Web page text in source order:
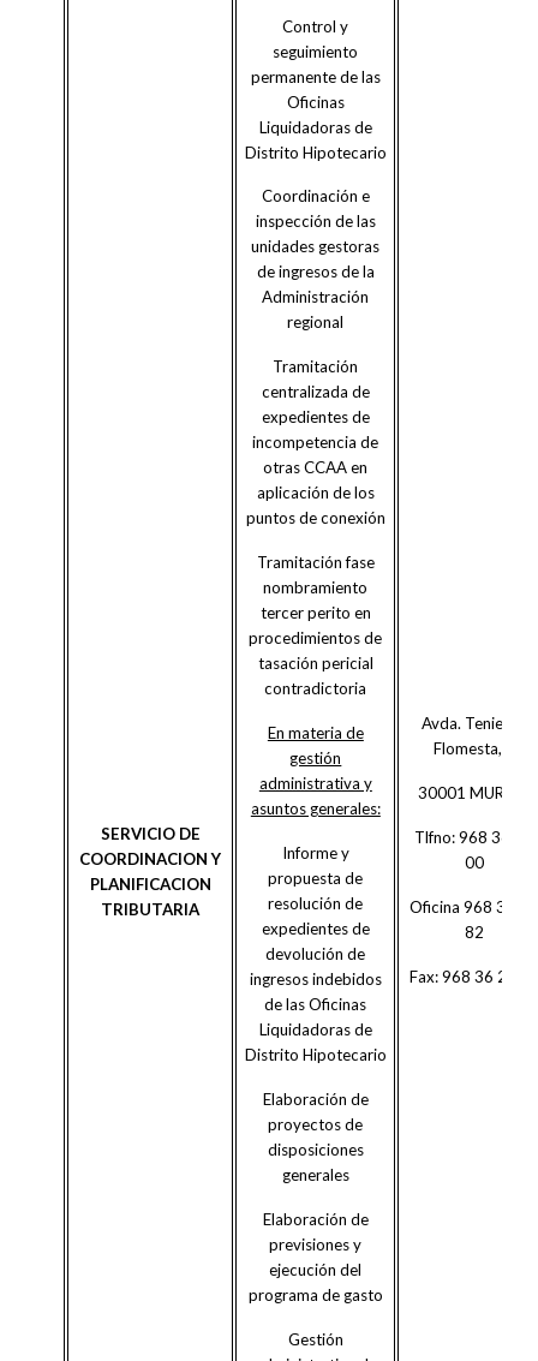
SERVICIO DE
COORDINACION Y
PLANIFICACION
TRIBUTARIA
Control y
seguimiento
permanente de las
Oficinas
Liquidadoras de
Distrito Hipotecario
Coordinación e
inspección de las
unidades gestoras
de ingresos de la
Administración
regional
Tramitación
centralizada de
expedientes de
incompetencia de
otras CCAA en
aplicación de los
puntos de conexión
Tramitación fase
nombramiento
tercer perito en
procedimientos de
tasación pericial
contradictoria
En materia de
gestión
administrativa y
asuntos generales:
Informe y
propuesta de
resolución de
expedientes de
devolución de
ingresos indebidos
de las Oficinas
Liquidadoras de
Distrito Hipotecario
Elaboración de
proyectos de
disposiciones
generales
Elaboración de
previsiones y
ejecución del
programa de gasto
Gestión
Avda. Teniente
Flomesta, 3
30001 MURCIA
Tlfno: 968 36 20
00
Oficina 968 36 26
82
Fax: 968 36 26 04